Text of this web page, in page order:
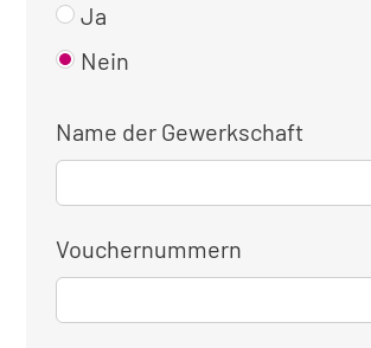
Ja
Nein
Name der Gewerkschaft
Vouchernummern